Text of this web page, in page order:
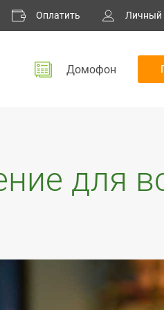
Оплатить Личный
Домофон
для